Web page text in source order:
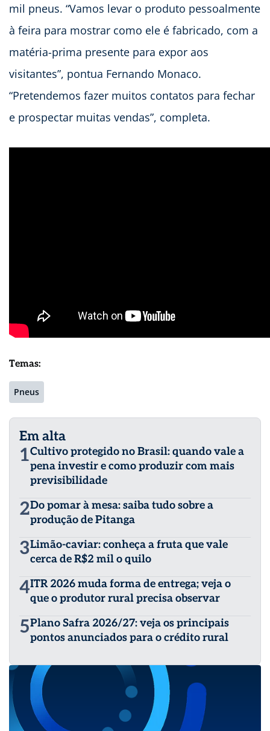
mil pneus. “Vamos levar o produto pessoalmente
à feira para mostrar como ele é fabricado, com a
matéria-prima presente para expor aos
visitantes”, pontua Fernando Monaco.
“Pretendemos fazer muitos contatos para fechar
e prospectar muitas vendas”, completa.
Temas:
Pneus
Em alta
1Cultivo protegido no Brasil: quando vale a
pena investir e como produzir com mais
previsibilidade
2Do pomar à mesa: saiba tudo sobre a
produção de Pitanga
3Limão-caviar: conheça a fruta que vale
cerca de R$2 mil o quilo
4ITR 2026 muda forma de entrega; veja o
que o produtor rural precisa observar
5Plano Safra 2026/27: veja os principais
pontos anunciados para o crédito rural